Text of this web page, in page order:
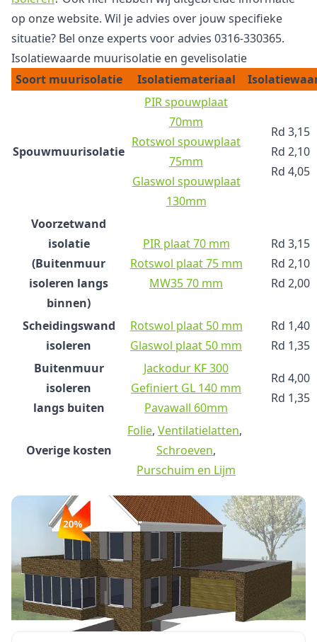
op onze website. Wil je advies over jouw specifieke
situatie? Bel onze experts voor advies 0316-330365.
Isolatiewaarde muurisolatie en gevelisolatie
Soort muurisolatie
Isolatiemateriaal
Spouwmuurisolatie
PIR spouwplaat
70mm
Rotswol spouwplaat
75mm
Glaswol spouwplaat
130mm
Rd 3,15
Rd 2,10
Rd 4,05
Voorzetwand
isolatie
(Buitenmuur
isoleren langs
binnen)
PIR plaat 70 mm
Rotswol plaat 75 mm
MW35 70 mm
Rd 3,15
Rd 2,10
Rd 2,00
Scheidingswand
isoleren
Rotswol plaat 50 mm
Glaswol plaat 50 mm
Rd 1,40
Rd 1,35
Buitenmuur
isoleren
langs buiten
Jackodur KF 300
Gefiniert GL 140 mm
Pavawall 60mm
Rd 4,00
Rd 1,35
Overige kosten
Folie, Ventilatielatten,
Schroeven,
Purschuim en Lijm